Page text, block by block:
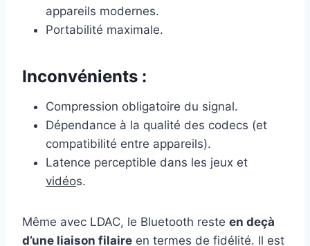
appareils modernes.
Portabilité maximale.
Inconvénients :
Compression obligatoire du signal.
Dépendance à la qualité des codecs (et
compatibilité entre appareils).
Latence perceptible dans les jeux et
vidéos.
Même avec LDAC, le Bluetooth reste en deçà
d’une liaison filaire en termes de fidélité. Il est